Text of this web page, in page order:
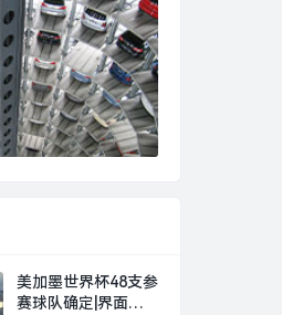
美加墨世界杯48支参
赛球队确定|界面新